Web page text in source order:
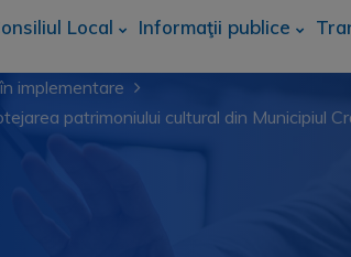
Local Informaţii publice
implementare
patrimoniului cultural din Municipiul